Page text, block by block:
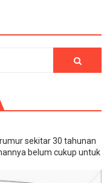
sekitar 30 tahunan
belum cukup untuk